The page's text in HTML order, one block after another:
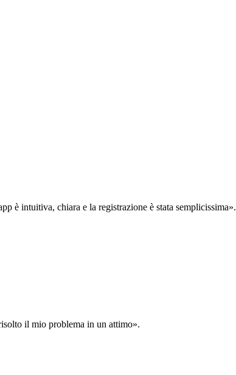
è intuitiva, chiara e la registrazione è stata semplicissima».
il mio problema in un attimo».